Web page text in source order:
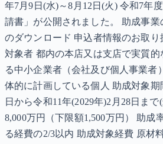
年7月9日(水)～8月12日(火) 令和7年
請書」が公開されました。 助成事
のダウンロード 申込者情報のお取り
対象者 都内の本店又は支店で実質
る中小企業者（会社及び個人事業者
体的に計画している個人 助成対象期
日から令和11年(2029年)2月28日ま
8,000万円（下限額1,500万円） 助成
る経費の2/3以内 助成対象経費 原材